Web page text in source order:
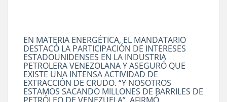
EN MATERIA ENERGÉTICA, EL MANDATARIO
DESTACÓ LA PARTICIPACIÓN DE INTERESES
ESTADOUNIDENSES EN LA INDUSTRIA
PETROLERA VENEZOLANA Y ASEGURÓ QUE
EXISTE UNA INTENSA ACTIVIDAD DE
EXTRACCIÓN DE CRUDO. “Y NOSOTROS
ESTAMOS SACANDO MILLONES DE BARRILES DE
PETRÓLEO DE VENEZUELA”, AFIRMÓ